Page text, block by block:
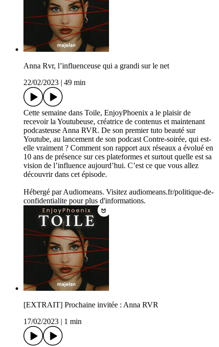
Anna Rvr, l’influenceuse qui a grandi sur le net
22/02/2023
49 min
Cette semaine dans Toile, EnjoyPhoenix a le plaisir de
recevoir la Youtubeuse, créatrice de contenus et maintenant
podcasteuse Anna RVR. De son premier tuto beauté sur
Youtube, au lancement de son podcast Contre-soirée, qui est-
elle vraiment ? Comment son rapport aux réseaux a évolué en
10 ans de présence sur ces plateformes et surtout quelle est sa
vision de l’influence aujourd’hui. C’est ce que vous allez
découvrir dans cet épisode.
Hébergé par Audiomeans. Visitez audiomeans.fr/politique-de-
confidentialite pour plus d'informations.
[EXTRAIT] Prochaine invitée : Anna RVR
17/02/2023
1 min